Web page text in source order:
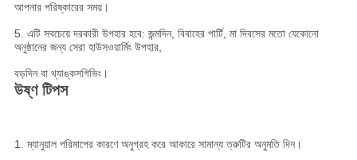
আপনার পরিষ্কারের সময়।
5. এটি সবচেয়ে দরকারী উপহার হবে: জন্মদিন, বিবাহের পার্টি, মা দিবসের মতো যেকোনো
অনুষ্ঠানের জন্য সেরা হাউসওয়ার্মিং উপহার,
বড়দিন বা থ্যাঙ্কসগিভিং।
উষ্ণ টিপস
1. ম্যানুয়াল পরিমাপের কারণে অনুগ্রহ করে আকারে সামান্য ত্রুটির অনুমতি দিন।